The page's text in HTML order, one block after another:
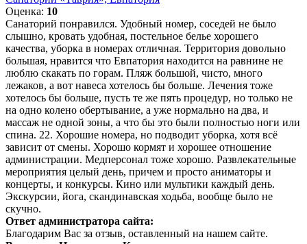
Оценка: 10
Санаторий понравился. Удобный номер, соседей не было
слышно, кровать удобная, постельное белье хорошего
качества, уборка в номерах отличная. Территория довольно
большая, нравится что Евпатория находится на равнине не
люблю скакать по горам. Пляж большой, чисто, много
лежаков, а вот навеса хотелось бы больше. Лечения тоже
хотелось бы больше, пусть те же пять процедур, но только не
на одно колено обертывание, а уже нормально на два, и
массаж не одной зоны, а что бы это были полностью ноги или
спина. 22. Хорошие номера, но подводит уборка, хотя всё
зависит от смены. Хорошо кормят и хорошее отношение
администрации. Медперсонал тоже хорошо. Развлекательные
мероприятия целый день, причем и просто аниматоры и
концерты, и конкурсы. Кино или мультики каждый день.
Экскурсии, йога, скандинавская ходьба, вообще было не
скучно.
Ответ администратора сайта:
Благодарим Вас за отзыв, оставленный на нашем сайте.